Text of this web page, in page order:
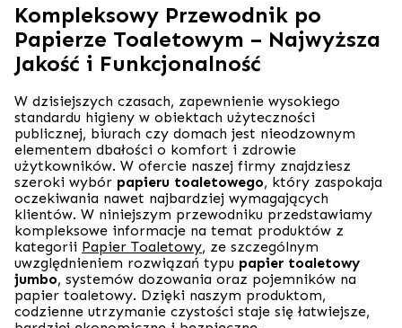
Kompleksowy Przewodnik po
Papierze Toaletowym – Najwyższa
Jakość i Funkcjonalność
W dzisiejszych czasach, zapewnienie wysokiego
standardu higieny w obiektach użyteczności
publicznej, biurach czy domach jest nieodzownym
elementem dbałości o komfort i zdrowie
użytkowników. W ofercie naszej firmy znajdziesz
szeroki wybór papieru toaletowego, który zaspokaja
oczekiwania nawet najbardziej wymagających
klientów. W niniejszym przewodniku przedstawiamy
kompleksowe informacje na temat produktów z
kategorii Papier Toaletowy, ze szczególnym
uwzględnieniem rozwiązań typu papier toaletowy
jumbo, systemów dozowania oraz pojemników na
papier toaletowy. Dzięki naszym produktom,
codzienne utrzymanie czystości staje się łatwiejsze,